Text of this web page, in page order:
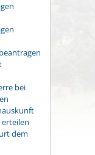
bei
dem